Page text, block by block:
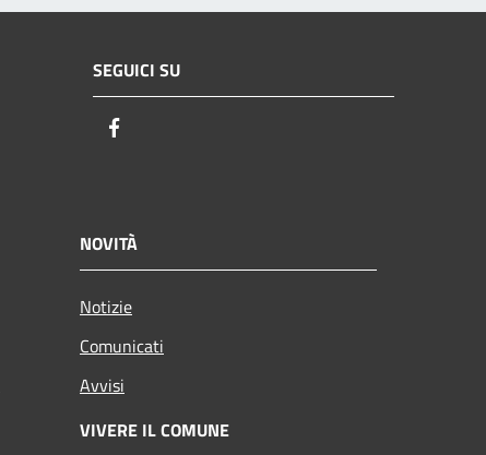
SEGUICI SU
NOVITÀ
Notizie
Comunicati
Avvisi
VIVERE IL COMUNE